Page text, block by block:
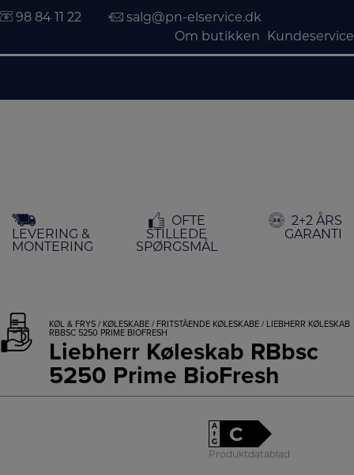
indholdet
98 84 11 22
salg@pn-elservice.dk
Om butikken
Kundeservice
LEVERING &
MONTERING
OFTE
STILLEDE
SPØRGSMÅL
2+2 ÅRS
GARANTI
KØL & FRYS / KØLESKABE / FRITSTÅENDE KØLESKABE / LIEBHERR KØLESKAB
RBBSC 5250 PRIME BIOFRESH
Liebherr Køleskab RBbsc
5250 Prime BioFresh
A
↑
G
C
Produktdatablad